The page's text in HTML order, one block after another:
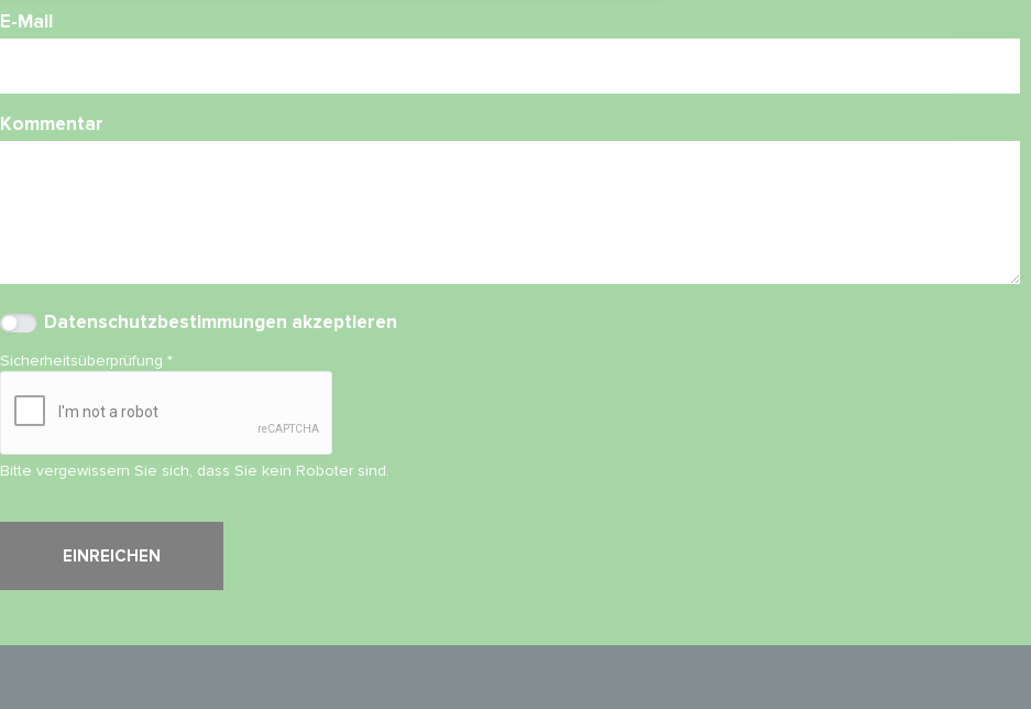
E-Mail
Kommentar
Datenschutzbestimmungen akzeptieren
Sicherheitsüberprüfung*
Bitte vergewissern Sie sich, dass Sie kein Roboter sind.